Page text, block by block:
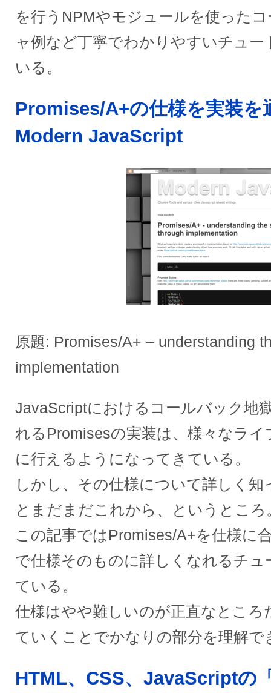
を行うNPMやモジュールを使った
ャ例など丁寧でわかりやすいチュ
いる。
Promises/A+の仕様を実装を
Modern JavaScript
原題: Promises/A+ – understanding
implementation
JavaScriptにおけるコールバック地
れるPromisesの実装は、様々なラ
に行えるようになってきている。
しかし、その仕様について詳しく
とまだまだこれから、というところ
この記事ではPromises/A+を仕様に
で仕様そのものに詳しくなれるチュ
ている。
仕様はやや難しいのが正直なところ
ていくことでかなりの部分を理解で
HTML、CSS、JavaScriptの